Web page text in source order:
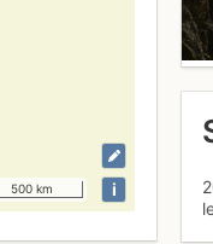
500 km i